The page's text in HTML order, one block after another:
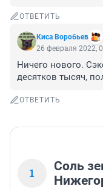
ОТВЕТИТЬ
Киса Воробьев
26 февраля 2022,
Ничего нового.
десятков тысяч,
ОТВЕТИТЬ
1
Соль